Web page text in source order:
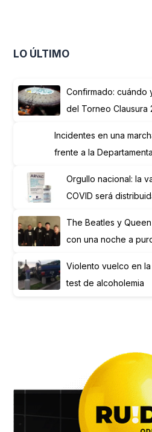
LO ÚLTIMO
Confirmado: cuándo
del Torneo Clausura
Incidentes en una
frente a la
Orgullo nacional: la
COVID será
The Beatles y
con una noche a
Violento vuelco en
test de alcoholemia